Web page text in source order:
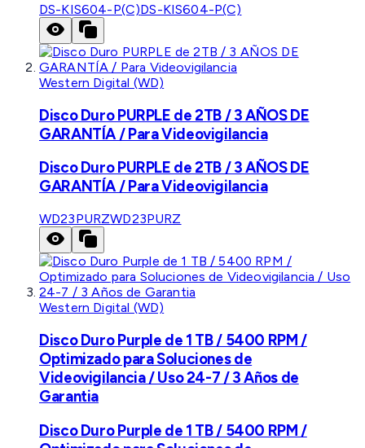
DS-KIS604-P(C)DS-KIS604-P(C)
Western Digital (WD)
Disco Duro PURPLE de 2TB / 3 AÑOS DE
GARANTÍA / Para Videovigilancia
Disco Duro PURPLE de 2TB / 3 AÑOS DE
GARANTÍA / Para Videovigilancia
WD23PURZWD23PURZ
Western Digital (WD)
Disco Duro Purple de 1 TB / 5400 RPM /
Optimizado para Soluciones de
Videovigilancia / Uso 24-7 / 3 Años de
Garantia
Disco Duro Purple de 1 TB / 5400 RPM /